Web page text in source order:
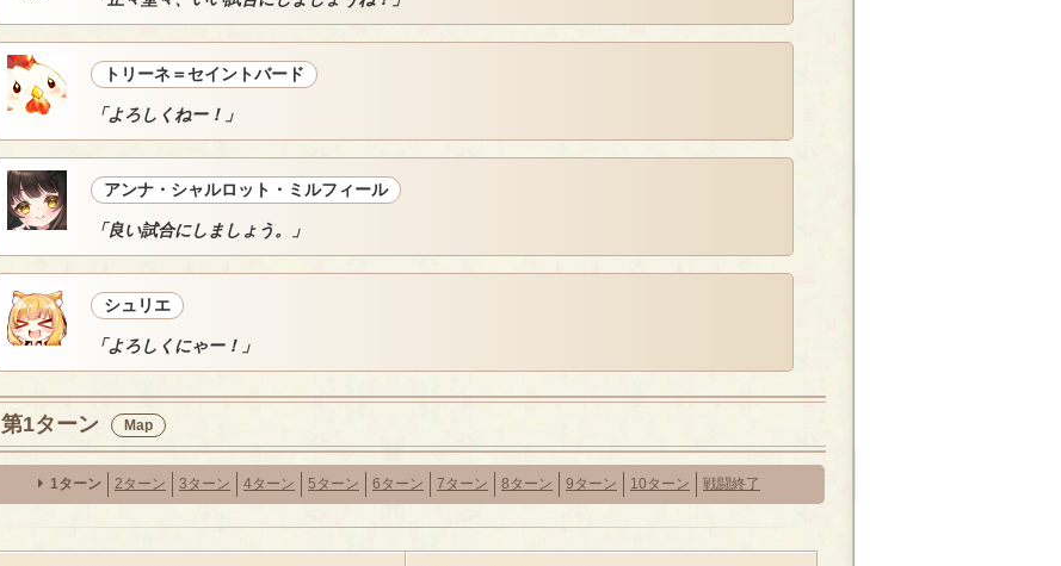
トリーネ＝セイントバード
「よろしくねー！」
アンナ・シャルロット・ミルフィール
「良い試合にしましょう。」
シュリエ
「よろしくにゃー！」
第1ターン Map
1ターン 2ターン 3ターン 4ターン 5ターン 6ターン 7ターン 8ターン 9ターン 10ターン 戦闘終了